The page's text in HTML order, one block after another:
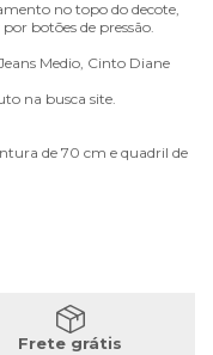
no topo do decote,
botões de pressão.
Medio, Cinto Diane
na busca site.
de 70 cm e quadril de
Frete grátis